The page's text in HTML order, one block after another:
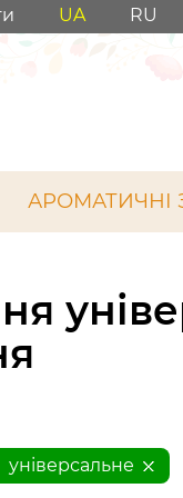
UA RU
АРОМАТИЧНІ
універсальне